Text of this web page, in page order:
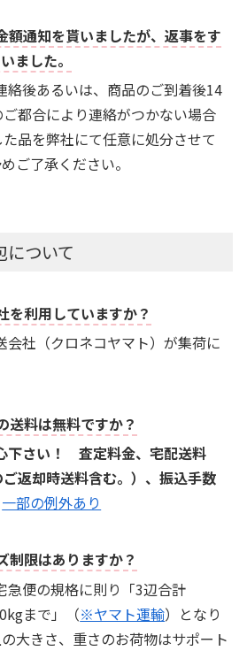
額通知を貰いましたが、返事をす
ました。
絡後あるいは、商品のご到着後14
都合により連絡がつかない場合
品を弊社にて任意に処分させて
ご了承ください。
について
を利用していますか？
会社（クロネコヤマト）が集荷に
料は無料ですか？
下さい！ 査定料金、宅配送料
ご返却時送料含む。）、振込手数
一部の例外あり
限はありますか？
急便の規格に則り「3辺合計
まで」（※ヤマト運輸）となり
大きさ、重さのお荷物はサポート